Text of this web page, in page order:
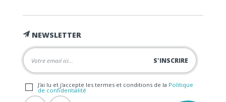
NEWSLETTER
J'ai lu et j'accepte les termes et conditions de la Politique
de confidentialité